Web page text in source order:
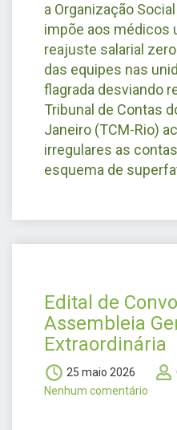
a Organização
impõe aos médicos
reajuste salarial
das equipes nas
flagrada desviando
Tribunal de Contas
Janeiro (TCM-Rio)
irregulares as
esquema de
Edital de
Assembleia
Extraordinária
25 maio 2026
Nenhum comentário